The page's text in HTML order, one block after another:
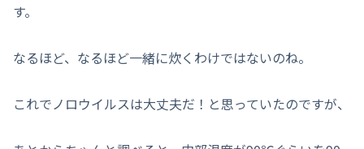
す。
なるほど、なるほど一緒に炊くわけではないのね。
これでノロウイルスは大丈夫だ！と思っていたのですが、